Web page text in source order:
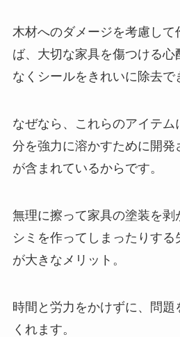
木材へのダメージを考慮して
ば、大切な家具を傷つける心
なくシールをきれいに除去で
なぜなら、これらのアイテ
分を強力に溶かすために開発
が含まれているからです。
無理に擦って家具の塗装を剥
シミを作ってしまったりす
が大きなメリット。
時間と労力をかけずに、問題
くれます。